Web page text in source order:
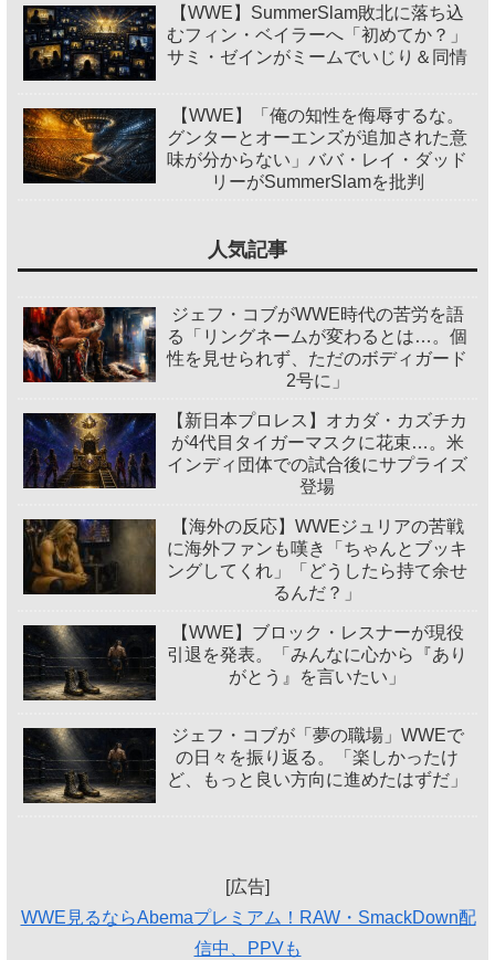
【WWE】SummerSlam敗北に落ち込
むフィン・ベイラーへ「初めてか？」
サミ・ゼインがミームでいじり＆同情
【WWE】「俺の知性を侮辱するな。
グンターとオーエンズが追加された意
味が分からない」ババ・レイ・ダッド
リーがSummerSlamを批判
人気記事
ジェフ・コブがWWE時代の苦労を語
る「リングネームが変わるとは…。個
性を見せられず、ただのボディガード
2号に」
【新日本プロレス】オカダ・カズチカ
が4代目タイガーマスクに花束…。米
インディ団体での試合後にサプライズ
登場
【海外の反応】WWEジュリアの苦戦
に海外ファンも嘆き「ちゃんとブッキ
ングしてくれ」「どうしたら持て余せ
るんだ？」
【WWE】ブロック・レスナーが現役
引退を発表。「みんなに心から『あり
がとう』を言いたい」
ジェフ・コブが「夢の職場」WWEで
の日々を振り返る。「楽しかったけ
ど、もっと良い方向に進めたはずだ」
[広告]
WWE見るならAbemaプレミアム！RAW・SmackDown配
信中、PPVも